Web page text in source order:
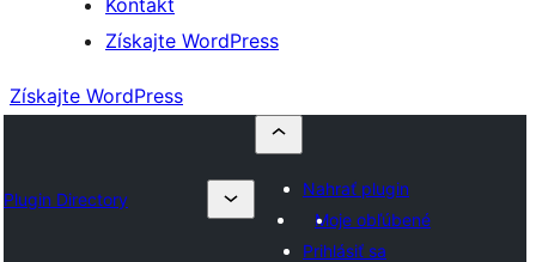
Kontakt
Získajte WordPress
Získajte WordPress
Plugin Directory
Nahrať plugin
Moje obľúbené
Prihlásiť sa